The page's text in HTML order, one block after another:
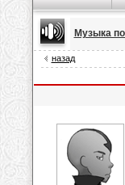
Музыка
назад